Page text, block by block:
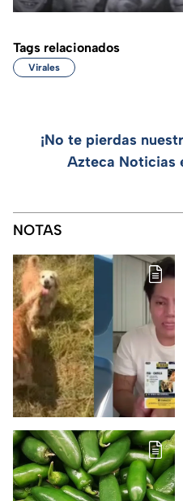
Tags relacionados
Virales
¡No te pierdas
Azteca Noticias
NOTAS